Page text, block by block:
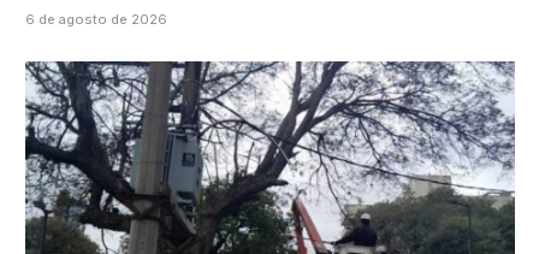
6 de agosto de 2026